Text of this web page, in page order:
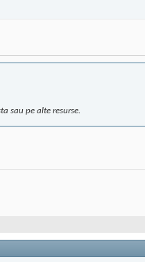
sau pe alte resurse.